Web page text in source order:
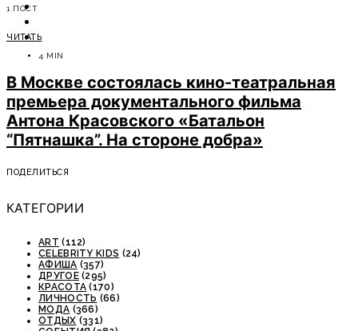
СОВЕТЫ ЭКСПЕРТОВ
1 ПОСТ
ЧИТАТЬ
4 MIN
В Москве состоялась кино-театральная
премьера документального фильма
Антона Красовского «Батальон
“Пятнашка”. На стороне добра»
ПОДЕЛИТЬСЯ
КАТЕГОРИИ
ART (112)
CELEBRITY KIDS (24)
АФИША (357)
ДРУГОЕ(295)
КРАСОТА (170)
ЛИЧНОСТЬ (66)
МОДА (366)
ОТДЫХ (331)